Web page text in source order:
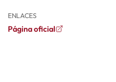
ENLACES
Página oficial